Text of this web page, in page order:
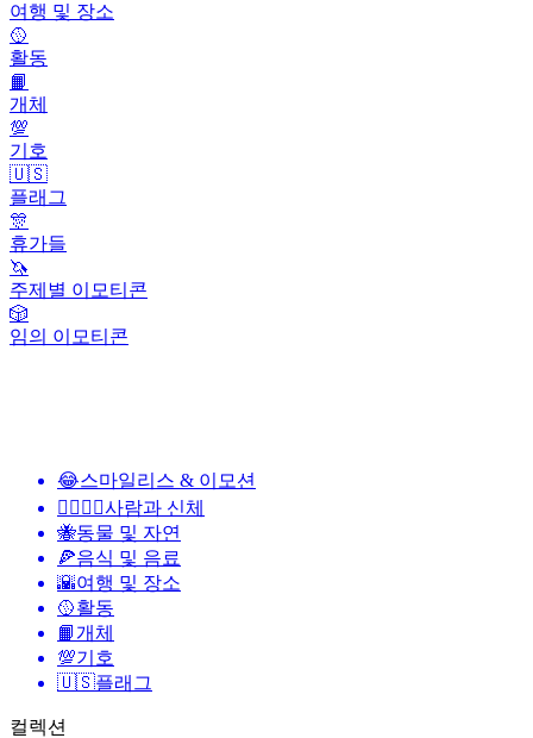
여행 및 장소
🥎
활동
📙
개체
💯
기호
🇺🇸
플래그
🎊
휴가들
🦄
주제별 이모티콘
🎲
임의 이모티콘
😂스마일리스 & 이모션
👩‍❤️‍💋‍👨사람과 신체
🐝동물 및 자연
🍕음식 및 음료
🌇여행 및 장소
🥎활동
📙개체
💯기호
🇺🇸플래그
컬렉션